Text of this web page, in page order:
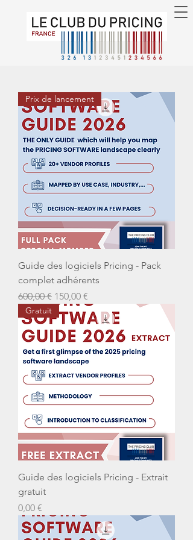
Prix de lancement
Guide des logiciels Pricing - Pack
complet adhérents
Prix original
600,00 € Prix promotionnel
150,00 €
Gratuit
Guide des logiciels Pricing - Extrait
gratuit
Prix
0,00 €